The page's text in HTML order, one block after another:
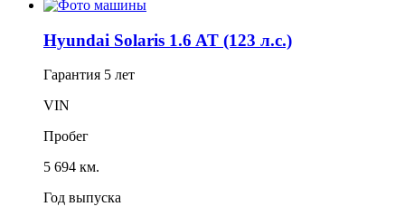
Hyundai Solaris 1.6 AT (123 л.с.)
Гарантия 5 лет
VIN
Пробег
5 694 км.
Год выпуска